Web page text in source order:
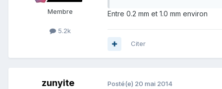
Membre
5.2k
Entre 0.2 mm et 1.0 mm environ
Citer
zunyite Posté(e) 20 mai 2014